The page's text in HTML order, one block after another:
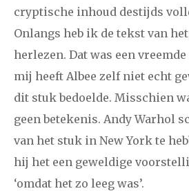
december
2018
april
augustus september
2017
januari februari maart april
augustus september
cryptische inhoud destijds
Onlangs heb ik de tekst van
herlezen. Dat was een
mij heeft Albee zelf niet echt
dit stuk bedoelde. Misschien
geen betekenis. Andy Warhol
van het stuk in New York te
hij het een geweldige
‘omdat het zo leeg was’.